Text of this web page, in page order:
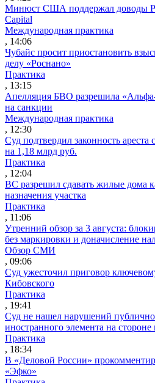
Минюст США поддержал доводы
Capital
Международная практика
, 14:06
Чубайс просит приостановить
делу «Роснано»
Практика
, 13:15
Апелляция БВО разрешила
на санкции
Международная практика
, 12:30
Суд подтвердил законность
на 1,18 млрд руб.
Практика
, 12:04
ВС разрешил сдавать жилые дома
назначения участка
Практика
, 11:06
Утренний обзор за 3 августа:
без маркировки и доначисление
Обзор СМИ
, 09:06
Суд ужесточил приговор
Кибовского
Практика
, 19:41
Суд не нашел нарушений
иностранного элемента на стороне
Практика
, 18:34
В «Деловой России»
«Эфко»